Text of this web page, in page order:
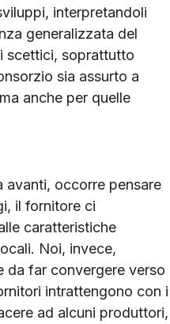
interpretandoli
generalizzata del
scettici, soprattutto
sia assurto a
anche per quelle
avanti, occorre pensare
il fornitore ci
caratteristiche
Noi, invece,
da far convergere verso
intrattengono con i
ad alcuni produttori,